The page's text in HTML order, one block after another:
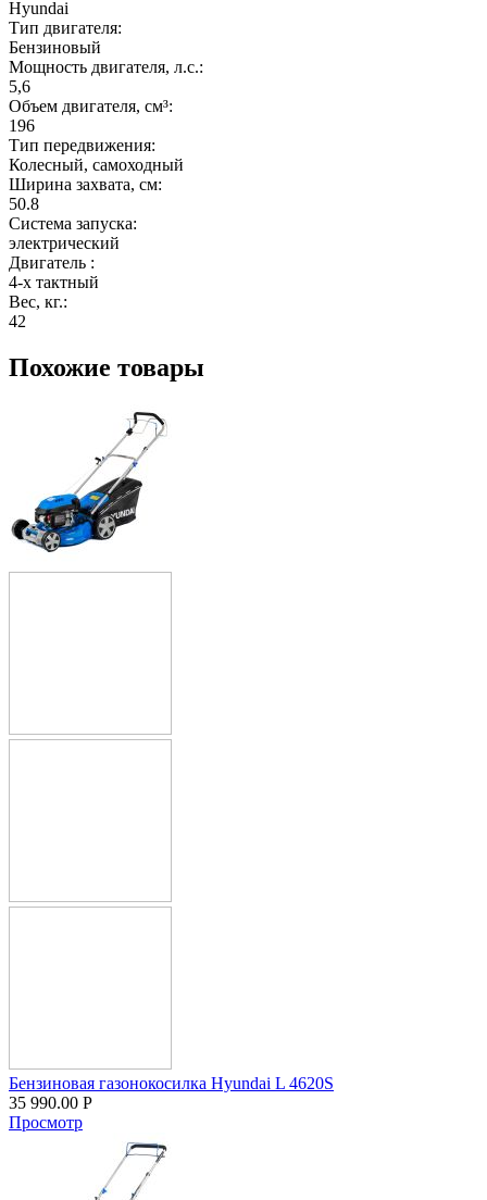
Hyundai
Тип двигателя:
Бензиновый
Мощность двигателя, л.с.:
5,6
Объем двигателя, см³:
196
Тип передвижения:
Колесный, самоходный
Ширина захвата, см:
50.8
Система запуска:
электрический
Двигатель :
4-х тактный
Вес, кг.:
42
Похожие товары
Бензиновая газонокосилка Hyundai L 4620S
35 990.00 Р
Просмотр